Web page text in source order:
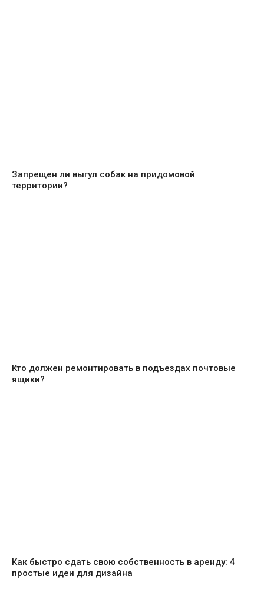
Запрещен ли выгул собак на придомовой
территории?
Кто должен ремонтировать в подъездах почтовые
ящики?
Как быстро сдать свою собственность в аренду: 4
простые идеи для дизайна